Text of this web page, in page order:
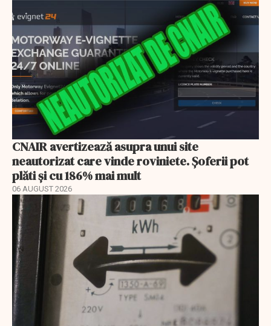
CNAIR avertizează asupra unui site
neautorizat care vinde roviniete. Șoferii pot
plăti și cu 186% mai mult
06 AUGUST 2026